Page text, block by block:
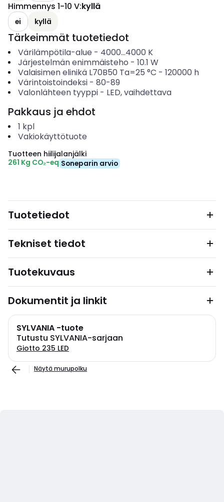
Himmennys 1-10 V:kyllä
ei kyllä
Tärkeimmät tuotetiedot
Värilämpötila-alue - 4000...4000 K
Järjestelmän enimmäisteho - 10.1 W
Valaisimen elinikä L70B50 Ta=25 °C - 120000 h
Värintoistoindeksi- 80-89
Valonlähteen tyyppi- LED, vaihdettava
Pakkaus ja ehdot
1 kpl
Vakiokäyttötuote
Tuotteen hiilijalanjälki
261 Kg CO₂-eq Soneparin arvio
Tuotetiedot
Tekniset tiedot
Tuotekuvaus
Dokumentit ja linkit
SYLVANIA -tuote
Tutustu SYLVANIA-sarjaan
Giotto 235 LED
Näytä murupolku